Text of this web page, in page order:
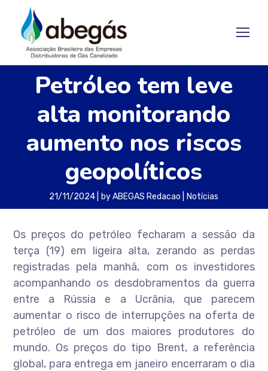
Petróleo tem leve
alta monitorando
aumento nos riscos
geopolíticos
21/11/2024 byABEGAS Redacao Notícias
Os preços do petróleo fecharam a sessão da
terça (19) em ligeira alta, zerando as perdas
registradas pela manhã, com os investidores
acompanhando os desdobramentos da guerra
entre a Rússia e a Ucrânia, que parecem
aumentar o risco de interrupções na oferta de
petróleo de um dos maiores produtores do
mundo. Os preços do tipo Brent, a referência
global, para entrega em janeiro encerraram o dia